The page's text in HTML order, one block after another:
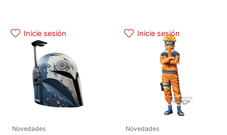
Inicie sesión
Novedades
Inicie sesión
Novedades